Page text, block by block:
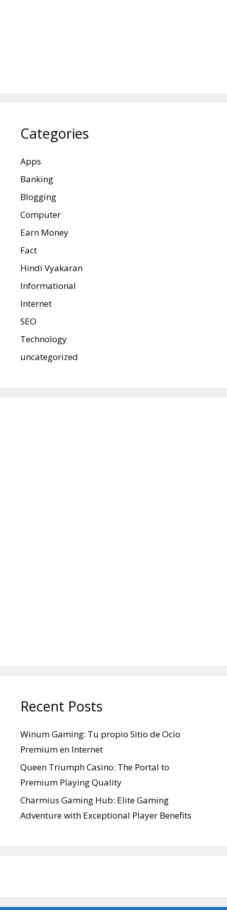
Categories
Apps
Banking
Blogging
Computer
Earn Money
Fact
Hindi Vyakaran
Informational
Internet
SEO
Technology
uncategorized
Recent Posts
Winum Gaming: Tu propio Sitio de Ocio
Premium en Internet
Queen Triumph Casino: The Portal to
Premium Playing Quality
Charmius Gaming Hub: Elite Gaming
Adventure with Exceptional Player Benefits